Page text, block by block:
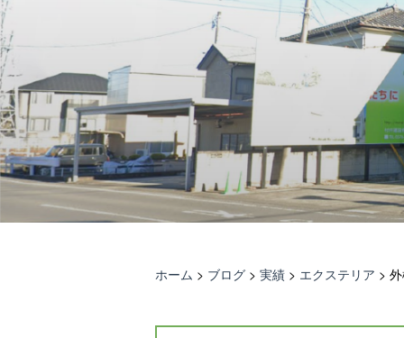
ホーム > ブログ > 実績 > エクステリア >